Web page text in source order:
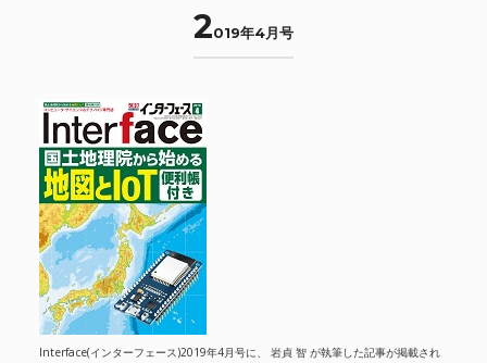
2019年4月号
Interface(インターフェース)2019年4月号に、 岩貞 智 が執筆した記事が掲載され